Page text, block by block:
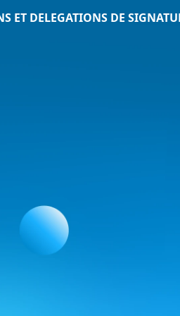
ET DELEGATIONS DE